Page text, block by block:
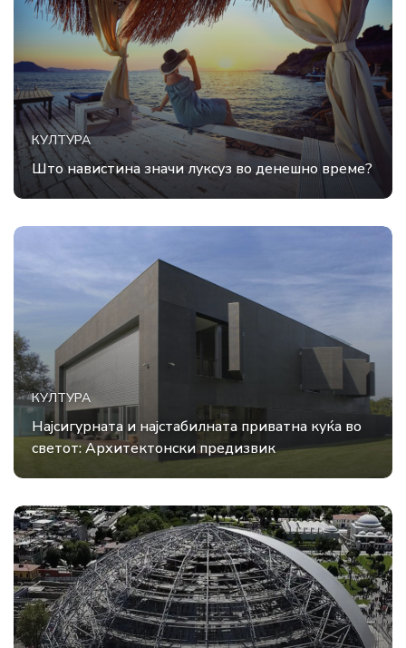
КУЛТУРА
Што навистина значи луксуз во денешно време?
КУЛТУРА
Најсигурната и најстабилната приватна куќа во
светот: Архитектонски предизвик